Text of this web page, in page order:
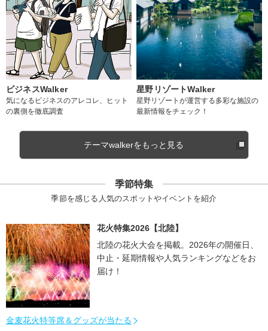
ビジネスWalker
気になるビジネスのアレコレ、ヒット
の裏側を徹底調査
星野リゾートWalker
星野リゾートが運営する多彩な施設の
最新情報をチェック！
テーマwalkerをもっと見る
季節特集
季節を感じる人気のスポットやイベントを紹介
花火特集2026【北陸】
北陸の花火大会を掲載。2026年の開催日、
中止・延期情報や人気ランキングなどをお
届け！
金麦花火特等席＆グッズが当たる